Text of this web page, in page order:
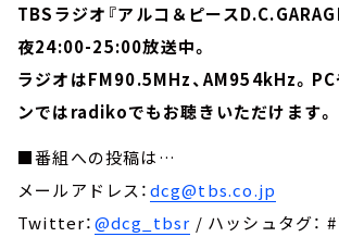
TBSラジオ『アルコ＆ピース
夜24:00-25:00放送中。
ラジオはFM90.5MHz、AM954kHz。PC
ンではradikoでもお聴きいただけます。
■番組への投稿は…
メールアドレス：dcg@tbs.co.jp
Twitter：@dcg_tbsr / ハッシュタグ：